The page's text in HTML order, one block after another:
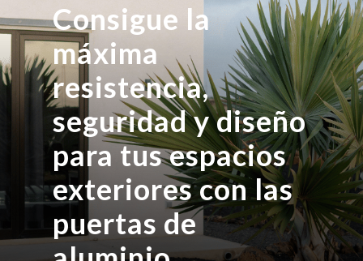
Consigue la
máxima
resistencia,
seguridad y diseño
para tus espacios
exteriores con las
puertas de